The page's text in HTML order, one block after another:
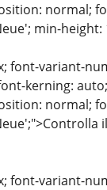
normal;
min-height:
font-variant-
kerning:
normal;
font-variant-